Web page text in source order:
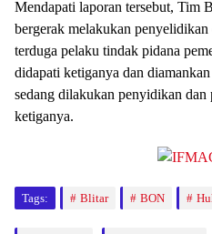
Mendapati laporan tersebut, Tim
bergerak melakukan
terduga pelaku tindak pidana
didapati ketiganya dan
sedang dilakukan penyidikan dan
ketiganya.
Tags: Blitar BON